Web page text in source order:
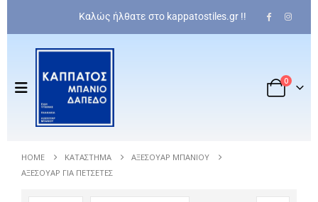
Καλώς ήλθατε στο kappatostiles.gr !!
0
HOME ΚΑΤΆΣΤΗΜΑ
ΑΞΕΣΟΥΆΡ ΜΠΆΝΙΟΥ
ΑΞΕΣΟΥΆΡ ΓΙΑ ΠΕΤΣΈΤΕΣ